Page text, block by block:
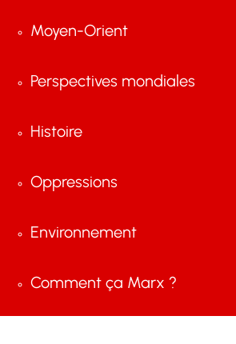
Moyen-Orient
Perspectives mondiales
Histoire
Oppressions
Environnement
Comment ça Marx ?